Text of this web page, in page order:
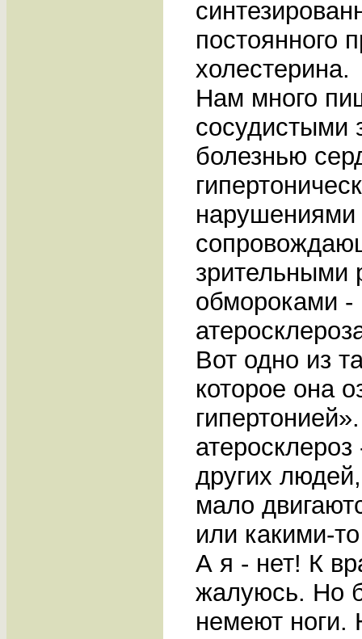
постоянного
холестерина.
Нам много
сосудистыми
болезнью
нарушениями
зрительными
обмороками -
Вот одно из
которое она
других
мало
или какими-
А я - нет! К
жалуюсь. Но
немеют ноги.